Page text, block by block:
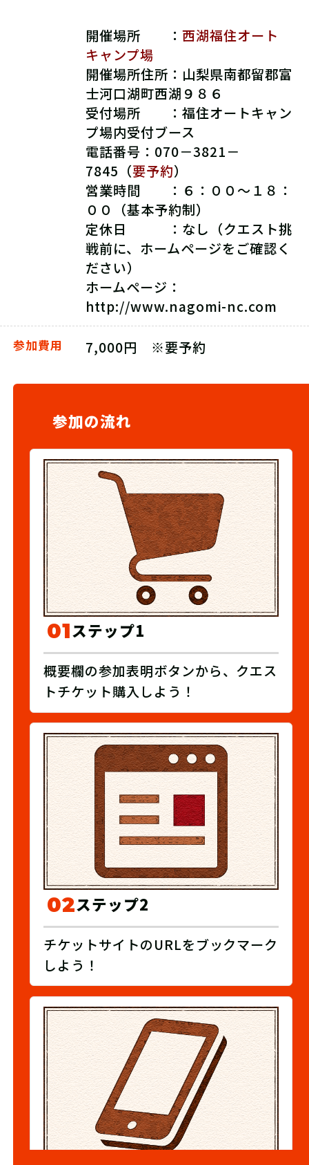
開催場所 ： 西湖福住オート
キャンプ場
開催場所住所： 山梨県南都留郡富
士河口湖町西湖９８６
受付場所 ： 福住オートキャン
プ場内受付ブース
電話番号：070－3821－
7845（要予約）
営業時間 ：６： ００～１８：
００（基本予約制）
定休日 ：なし（クエスト挑
戦前に、ホームページをご確認く
ださい）
ホームページ：
http://www.nagomi-nc.com
参加費用 7,000円 ※要予約
参加の流れ
01ステップ1
概要欄の参加表明ボタンから、クエス
トチケット購入しよう！
02ステップ2
チケットサイトのURLをブックマーク
しよう！